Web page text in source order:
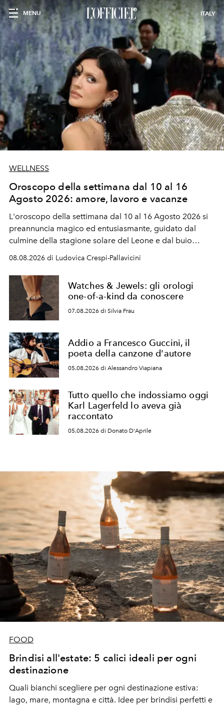
MENU ITALY
WELLNESS
Oroscopo della settimana dal 10 al 16
Agosto 2026: amore, lavoro e vacanze
L'oroscopo della settimana dal 10 al 16 Agosto 2026 si
preannuncia magico ed entusiasmante, guidato dal
culmine della stagione solare del Leone e dal buio
favorevole della Luna nuova in Leone del 12 agosto,
ideale per la notte delle Perseidi.
08.08.2026 di Ludovica Crespi-Pallavicini
Watches & Jewels: gli orologi
one-of-a-kind da conoscere
07.08.2026 di Silvia Frau
Addio a Francesco Guccini, il
poeta della canzone d'autore
05.08.2026 di Alessandro Viapiana
Tutto quello che indossiamo oggi
Karl Lagerfeld lo aveva già
raccontato
05.08.2026 di Donato D'Aprile
FOOD
Brindisi all'estate: 5 calici ideali per ogni
destinazione
Quali bianchi scegliere per ogni destinazione estiva:
lago, mare, montagna e città. Idee per brindisi perfetti e